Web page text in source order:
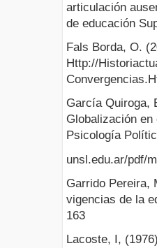
articulación
de educación
Fals Borda, O.
Http://
García Quiroga,
Globalización
Psicología
unsl.edu.ar/pdf/
Garrido Pereira,
vigencias de la
163
Lacoste, I,